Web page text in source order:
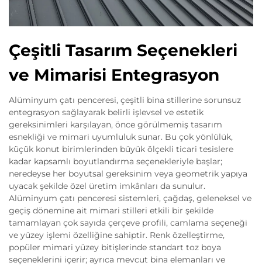
Çeşitli Tasarım Seçenekleri
ve Mimarisi Entegrasyon
Alüminyum çatı penceresi, çeşitli bina stillerine sorunsuz
entegrasyon sağlayarak belirli işlevsel ve estetik
gereksinimleri karşılayan, önce görülmemiş tasarım
esnekliği ve mimari uyumluluk sunar. Bu çok yönlülük,
küçük konut birimlerinden büyük ölçekli ticari tesislere
kadar kapsamlı boyutlandırma seçenekleriyle başlar;
neredeyse her boyutsal gereksinim veya geometrik yapıya
uyacak şekilde özel üretim imkânları da sunulur.
Alüminyum çatı penceresi sistemleri, çağdaş, geleneksel ve
geçiş dönemine ait mimari stilleri etkili bir şekilde
tamamlayan çok sayıda çerçeve profili, camlama seçeneği
ve yüzey işlemi özelliğine sahiptir. Renk özelleştirme,
popüler mimari yüzey bitişlerinde standart toz boya
seçeneklerini içerir; ayrıca mevcut bina elemanları ve